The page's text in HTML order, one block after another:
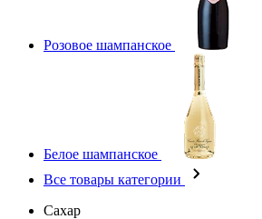
Розовое шампанское
Белое шампанское
Все товары категории
Сахар